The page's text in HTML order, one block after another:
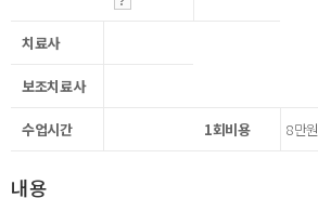
치료사
보조치료사
수업시간 1회비용 8만원
내용